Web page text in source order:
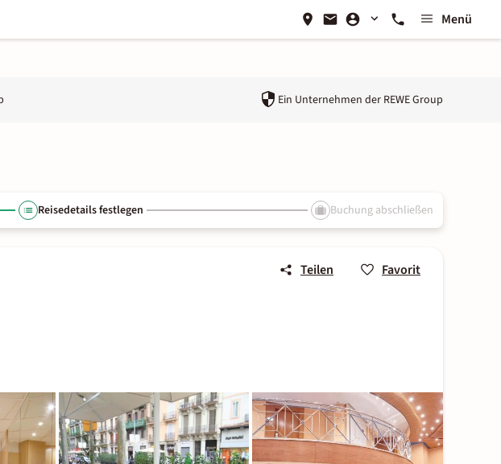
Menü
Ein Unternehmen der REWE Group
Reisedetails festlegen Buchung abschließen
Teilen Favorit